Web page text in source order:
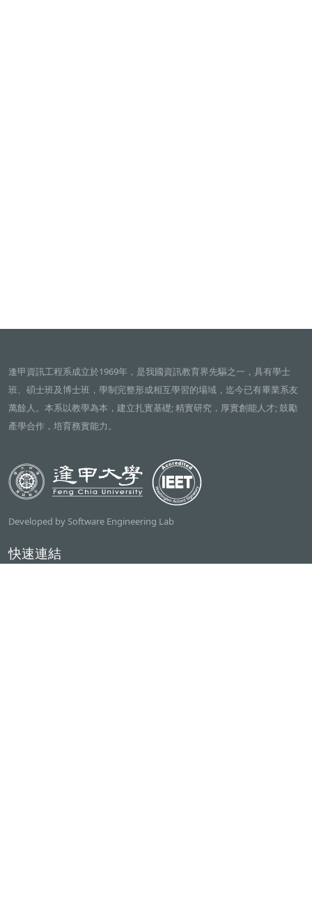
逢甲資訊工程系成立於1969年，是我國資訊教育界先驅之一，具有學士
班、碩士班及博士班，學制完整形成相互學習的場域，迄今已有畢業系友
萬餘人。本系以教學為本，建立扎實基礎; 精實研究，厚實創能人才; 鼓勵
產學合作，培育務實能力。
Developed by Software Engineering Lab
快速連結